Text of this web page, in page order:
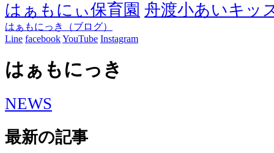
はぁもにぃ保育園 舟渡小あいキッ
はぁもにっき（ブログ）
Line facebookYouTube Instagram
はぁもにっき
NEWS
最新の記事